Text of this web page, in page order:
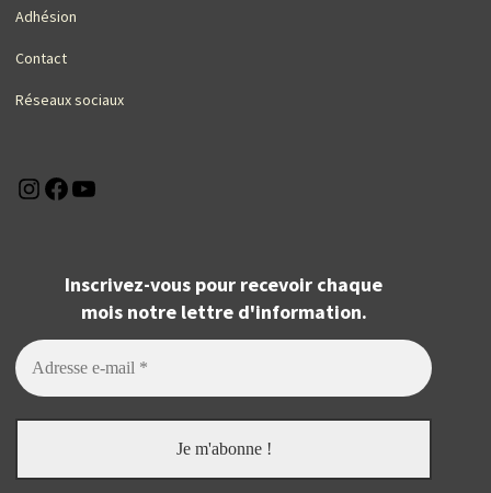
Adhésion
Contact
Réseaux sociaux
Instagram
Facebook
Inscrivez-vous pour recevoir chaque
mois notre lettre d'information.